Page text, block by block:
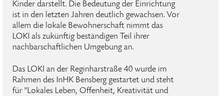
Kinder darstellt. Die Bedeutung der Einrichtung
ist in den letzten Jahren deutlich gewachsen. Vor
allem die lokale Bewohnerschaft nimmt das
LOKI als zukünftig beständigen Teil ihrer
nachbarschaftlichen Umgebung an.
Das LOKI an der Reginharstraße 40 wurde im
Rahmen des InHK Bensberg gestartet und steht
für "Lokales Leben, Offenheit, Kreativität und